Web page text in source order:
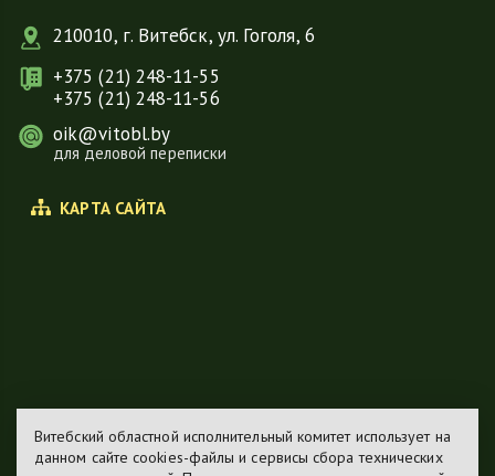
210010, г. Витебск, ул. Гоголя, 6
+375 (21) 248-11-55
+375 (21) 248-11-56
oik@vitobl.by
для деловой переписки
КАРТА САЙТА
Витебский областной исполнительный комитет использует на
данном сайте cookies-файлы и сервисы сбора технических